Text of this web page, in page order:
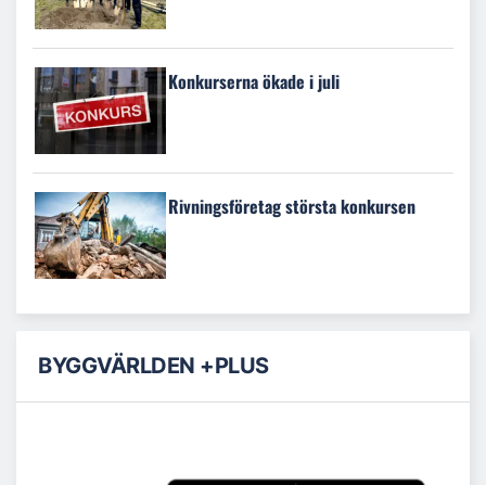
Konkurserna ökade i juli
Rivningsföretag största konkursen
BYGGVÄRLDEN +PLUS